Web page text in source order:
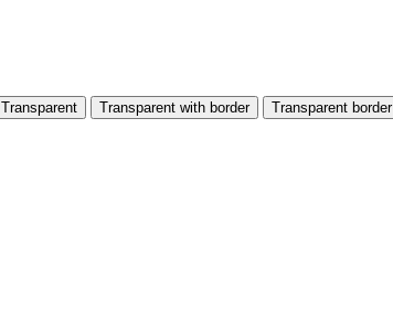
Transparent Transparent with border Transparent border